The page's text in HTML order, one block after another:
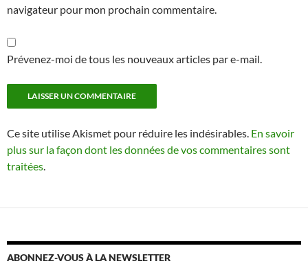
navigateur pour mon prochain commentaire.
Prévenez-moi de tous les nouveaux articles par e-mail.
Ce site utilise Akismet pour réduire les indésirables. En savoir
plus sur la façon dont les données de vos commentaires sont
traitées.
ABONNEZ-VOUS À LA NEWSLETTER